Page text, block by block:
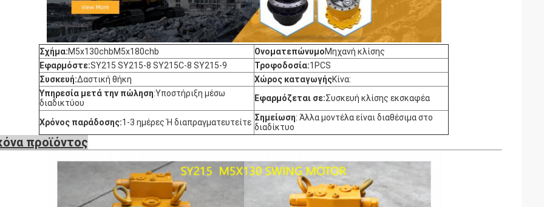
Σχήμα:M5x130chbM5x180chb ΟνοματεπώνυμοΜηχανή κλίσης
Εφαρμόστε:SY215 SY215-8 SY215C-8 SY215-9 Τροφοδοσία:1PCS
Συσκευή:Δαστική θήκη Χώρος καταγωγήςΚίνα:
Υπηρεσία μετά την πώληση:Υποστήριξη μέσω
διαδικτύου
Εφαρμόζεται σε:Συσκευή κλίσης εκσκαφέα
Χρόνος παράδοσης:1-3 ημέρες Ή διαπραγματευτείτε Σημείωση: Άλλα μοντέλα είναι διαθέσιμα στο
διαδίκτυο
προϊόντος